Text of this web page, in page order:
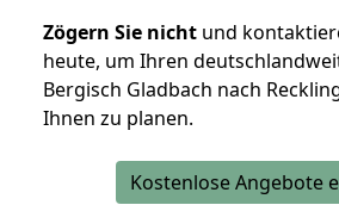
Zögern Sie nicht und
heute, um Ihren
Bergisch Gladbach nach
Ihnen zu planen.
Kostenlose Angebote